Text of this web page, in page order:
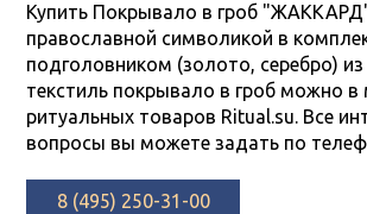
Купить Покрывало в гроб
православной символикой в
подголовником (золото, серебро) из
текстиль покрывало в гроб можно в
ритуальных товаров Ritual.su. Все
вопросы вы можете задать по
8 (495) 250-31-00